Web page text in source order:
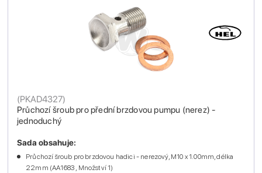
Průchozí šroub pro přední brzdovou pumpu (nerez) -
jednoduchý
(PKAD4327)
Sada obsahuje:
Průchozí šroub pro brzdovou hadici - nerezový, M10 x 1.00mm, délka
22mm (AA1683 , Množství 1)